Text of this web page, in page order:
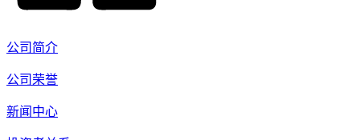
公司简介
公司荣誉
新闻中心